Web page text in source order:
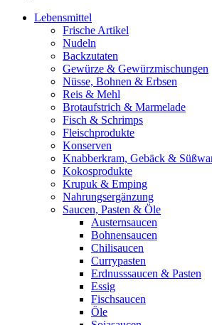
Lebensmittel
Frische Artikel
Nudeln
Backzutaten
Gewürze & Gewürzmischungen
Nüsse, Bohnen & Erbsen
Reis & Mehl
Brotaufstrich & Marmelade
Fisch & Schrimps
Fleischprodukte
Konserven
Knabberkram, Gebäck &
Kokosprodukte
Krupuk & Emping
Nahrungsergänzung
Saucen, Pasten & Öle
Austernsaucen
Bohnensaucen
Chilisaucen
Currypasten
Erdnusssaucen & Pasten
Essig
Fischsaucen
Öle